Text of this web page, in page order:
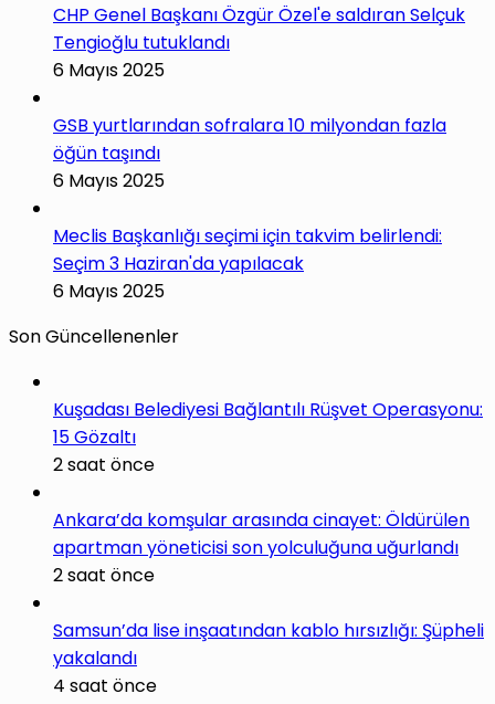
CHP Genel Başkanı Özgür Özel'e saldıran Selçuk
Tengioğlu tutuklandı
6 Mayıs 2025
GSB yurtlarından sofralara 10 milyondan fazla
öğün taşındı
6 Mayıs 2025
Meclis Başkanlığı seçimi için takvim belirlendi:
Seçim 3 Haziran'da yapılacak
6 Mayıs 2025
Son Güncellenenler
Kuşadası Belediyesi Bağlantılı Rüşvet Operasyonu:
15 Gözaltı
2 saat önce
Ankara’da komşular arasında cinayet: Öldürülen
apartman yöneticisi son yolculuğuna uğurlandı
2 saat önce
Samsun’da lise inşaatından kablo hırsızlığı: Şüpheli
yakalandı
4 saat önce